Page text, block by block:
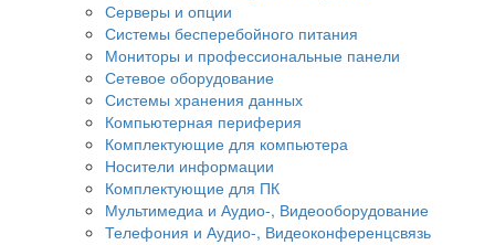
Серверы и опции
Системы бесперебойного питания
Мониторы и профессиональные панели
Сетевое оборудование
Системы хранения данных
Компьютерная периферия
Комплектующие для компьютера
Носители информации
Комплектующие для ПК
Мультимедиа и Аудио-, Видеооборудование
Телефония и Аудио-, Видеоконференцсвязь